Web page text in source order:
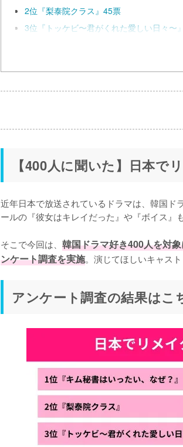
2位『梨泰院クラス』45票
3位『トッケビ〜君がくれた愛しい日々〜
【400人に聞いた】日本で
近年日本で放送されているドラマは、韓国
ールの『彼女はキレイだった』や『ボイス』
そこで今回は、 韓国ドラマ好き400人を対
ンケート調査を実施。演じてほしいキャス
アンケート調査の結果はこ